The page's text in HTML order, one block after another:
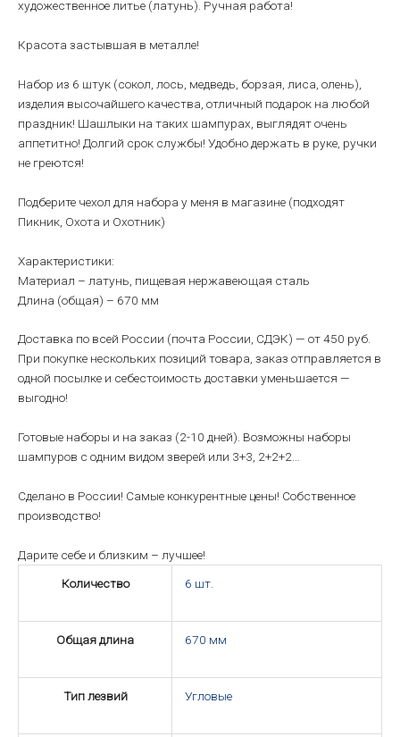
художественное литье (латунь). Ручная работа!
Красота застывшая в металле!
Набор из 6 штук (сокол, лось, медведь, борзая, лиса, олень),
изделия высочайшего качества, отличный подарок на любой
праздник! Шашлыки на таких шампурах, выглядят очень
аппетитно! Долгий срок службы! Удобно держать в руке, ручки
не греются!
Подберите чехол для набора у меня в магазине (подходят
Пикник, Охота и Охотник)
Характеристики:
Материал – латунь, пищевая нержавеющая сталь
Длина (общая) – 670 мм
Доставка по всей России (почта России, СДЭК) — от 450 руб.
При покупке нескольких позиций товара, заказ отправляется в
одной посылке и себестоимость доставки уменьшается —
выгодно!
Готовые наборы и на заказ (2-10 дней). Возможны наборы
шампуров с одним видом зверей или 3+3, 2+2+2…
Сделано в России! Самые конкурентные цены! Собственное
производство!
Дарите себе и близким – лучшее!
Количество
6 шт.
Общая длина 670 мм
Тип лезвий Угловые